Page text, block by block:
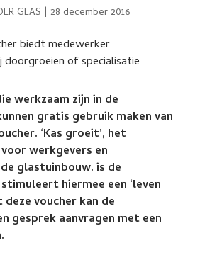
GLAS | 28 december 2016
werkzaam zijn in de
gratis gebruik maken van
‘Kas groeit’, het
werkgevers en
glastuinbouw. is de
hiermee een ‘leven
deze voucher kan de
gesprek aanvragen met een